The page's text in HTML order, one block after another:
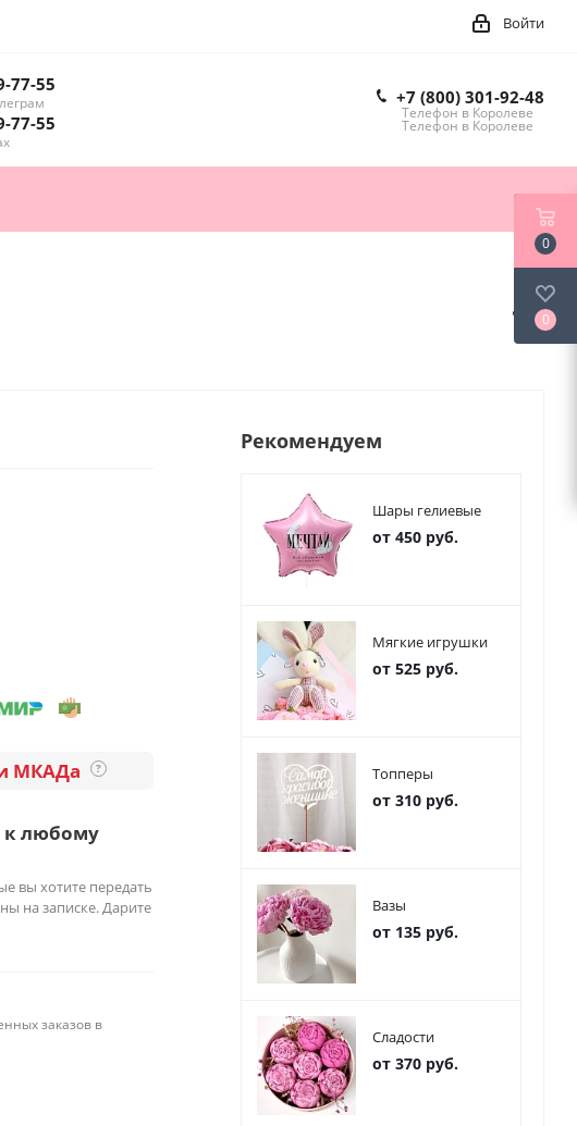
Войти
77-55
77-55
+7 (800) 301-92-48
Телефон в Королеве
Телефон в Королеве
МКАДа ?
к любому
вы хотите передать
на записке. Дарите
заказов в
Рекомендуем
Шары гелиевые
от 450 руб.
Мягкие игрушки
от 525 руб.
Топперы
от 310 руб.
Вазы
от 135 руб.
Сладости
от 370 руб.
0
0